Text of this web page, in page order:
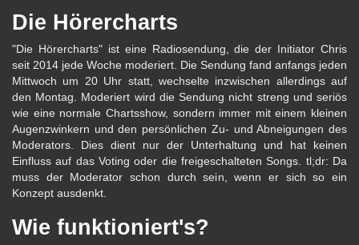
Die Hörercharts
"Die Hörercharts" ist eine Radiosendung, die der Initiator Chris
seit 2014 jede Woche moderiert. Die Sendung fand anfangs jeden
Mittwoch um 20 Uhr statt, wechselte inzwischen allerdings auf
den Montag. Moderiert wird die Sendung nicht streng und seriös
wie eine normale Chartsshow, sondern immer mit einem kleinen
Augenzwinkern und den persönlichen Zu- und Abneigungen des
Moderators. Dies dient nur der Unterhaltung und hat keinen
Einfluss auf das Voting oder die freigeschalteten Songs. tl;dr: Da
muss der Moderator schon durch sein, wenn er sich so ein
Konzept ausdenkt.
Wie funktioniert's?